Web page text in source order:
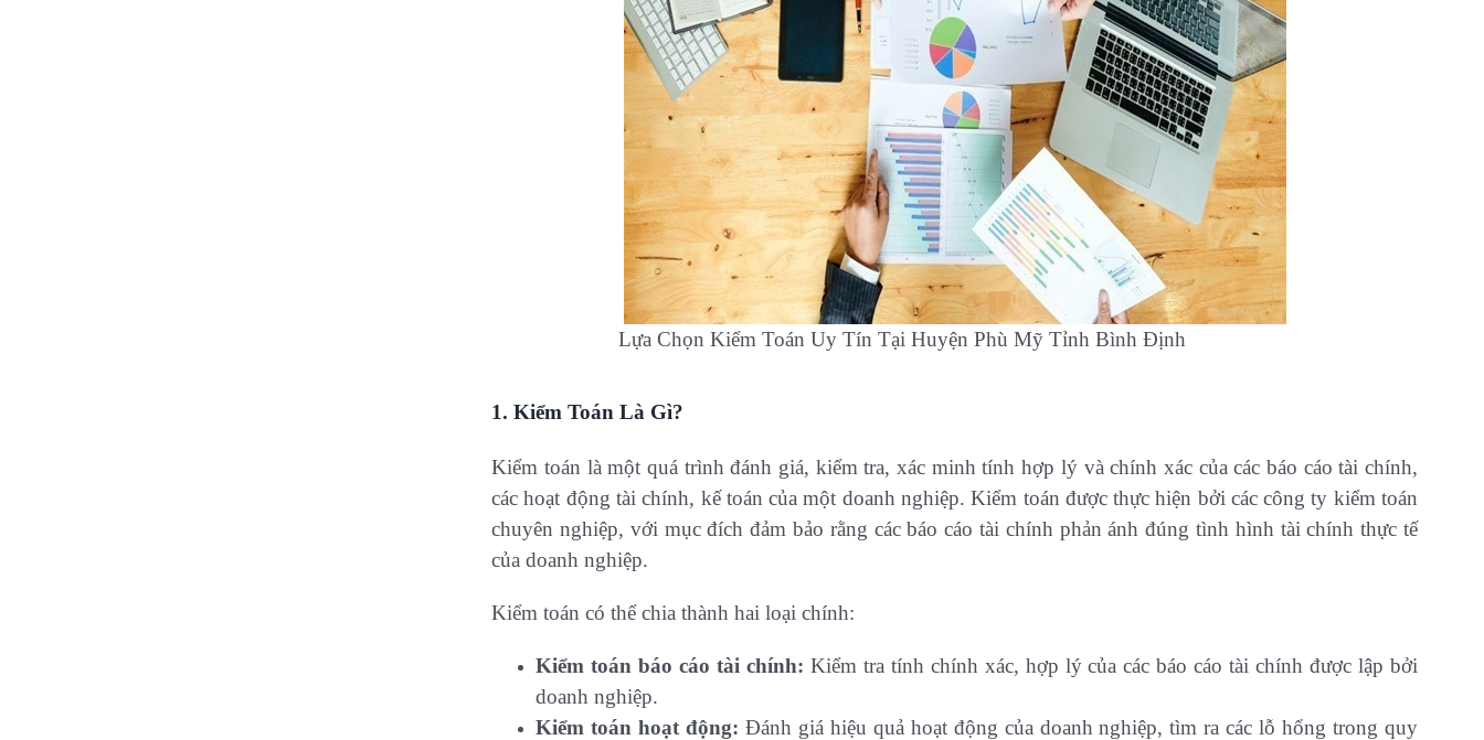
Lựa Chọn Kiểm Toán Uy Tín Tại Huyện Phù Mỹ Tỉnh Bình Định
1. Kiểm Toán Là Gì?
Kiểm toán là một quá trình đánh giá, kiểm tra, xác minh tính hợp lý và chính xác của các báo cáo tài chính,
các hoạt động tài chính, kế toán của một doanh nghiệp. Kiểm toán được thực hiện bởi các công ty kiểm toán
chuyên nghiệp, với mục đích đảm bảo rằng các báo cáo tài chính phản ánh đúng tình hình tài chính thực tế
của doanh nghiệp.
Kiểm toán có thể chia thành hai loại chính:
Kiểm toán báo cáo tài chính: Kiểm tra tính chính xác, hợp lý của các báo cáo tài chính được lập bởi
doanh nghiệp.
Kiểm toán hoạt động: Đánh giá hiệu quả hoạt động của doanh nghiệp, tìm ra các lỗ hổng trong quy